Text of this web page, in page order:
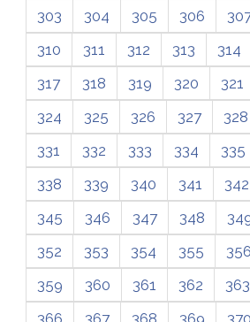
303
304 305 306
310
311 312 313 314
317
318 319 320 321
324
325 326 327 328
331
332 333 334 335
338
339 340 341 342
345
346 347 348
352
353 354 355 356
359
360 361 362 363
366
367 368 369 370